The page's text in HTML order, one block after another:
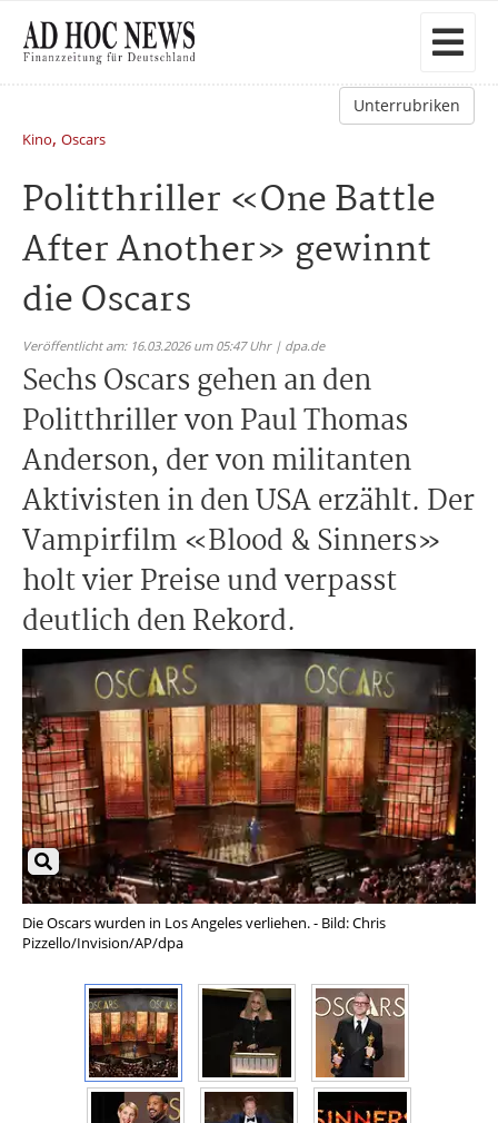
Unterrubriken
Kino, Oscars
Politthriller «One Battle
After Another» gewinnt
die Oscars
Veröffentlicht am: 16.03.2026 um 05:47 Uhr | dpa.de
Sechs Oscars gehen an den
Politthriller von Paul Thomas
Anderson, der von militanten
Aktivisten in den USA erzählt. Der
Vampirfilm «Blood & Sinners»
holt vier Preise und verpasst
deutlich den Rekord.
Die Oscars wurden in Los Angeles verliehen. - Bild: Chris
Pizzello/Invision/AP/dpa